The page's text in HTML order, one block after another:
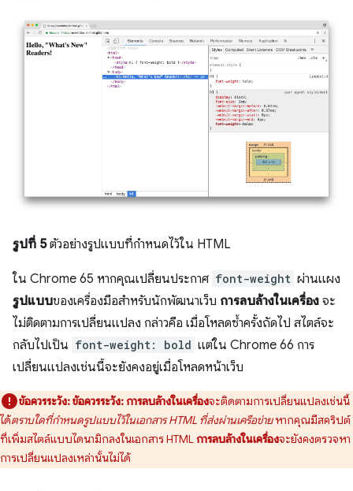
รูปที่ 5ตัวอย่างรูปแบบที่กำหนดไว้ใน HTML
ใน Chrome 65 หากคุณเปลี่ยนประกาศ font-weight ผ่านแผง
รูปแบบของเครื่องมือสำหรับนักพัฒนาเว็บ การลบล้างในเครื่อง จะ
ไม่ติดตามการเปลี่ยนแปลง กล่าวคือ เมื่อโหลดซ้ำครั้งถัดไป สไตล์จะ
กลับไปเป็น font-weight: bold แต่ใน Chrome 66 การ
เปลี่ยนแปลงเช่นนี้จะยังคงอยู่เมื่อโหลดหน้าเว็บ
ข้อควรระวัง:ข้อควรระวัง:การลบล้างในเครื่องจะติดตามการเปลี่ยนแปลงเช่นนี้
ได้ตราบใดที่กำหนดรูปแบบไว้ในเอกสาร HTML ที่ส่งผ่านเครือข่ายหากคุณมีสคริปต์
ที่เพิ่มสไตล์แบบไดนามิกลงในเอกสาร HTMLการลบล้างในเครื่องจะยังคงตรวจหา
การเปลี่ยนแปลงเหล่านั้นไม่ได้